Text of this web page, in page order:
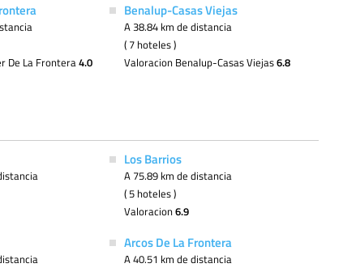
De La Frontera4.0
Benalup-Casas Viejas
A 38.84 km de distancia
( 7 hoteles )
Valoracion Benalup-Casas Viejas6.8
Los Barrios
A 75.89 km de distancia
( 5 hoteles )
Valoracion6.9
Arcos De La Frontera
A 40.51 km de distancia